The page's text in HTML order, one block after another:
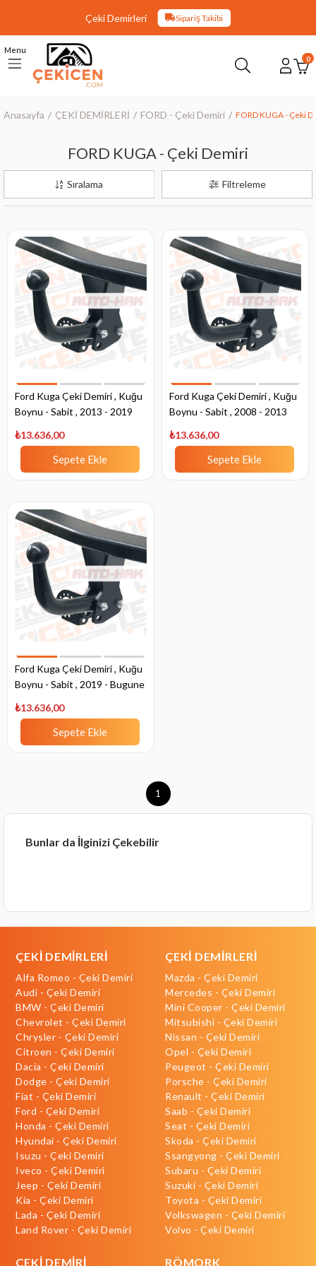
Çeki Demirleri Sipariş Takibi
Menu
0
Anasayfa ÇEKİ DEMİRLERİ FORD - Çeki Demiri FORD KUGA - Çeki
FORD KUGA - Çeki Demiri
Filtreleme
Sıralama
Ford Kuga Çeki Demiri , Kuğu
Boynu - Sabit , 2013 - 2019
₺13.636,00
Sepete Ekle
Ford Kuga Çeki Demiri , Kuğu
Boynu - Sabit , 2008 - 2013
₺13.636,00
Sepete Ekle
Ford Kuga Çeki Demiri , Kuğu
Boynu - Sabit , 2019 - Bugune
₺13.636,00
Sepete Ekle
1
Bunlar da İlginizi Çekebilir
ÇEKİ DEMİRLERİ
Alfa Romeo - Çeki Demiri
Audi - Çeki Demiri
BMW - Çeki Demiri
Chevrolet - Çeki Demiri
Chrysler - Çeki Demiri
Citroen - Çeki Demiri
Dacia - Çeki Demiri
Dodge - Çeki Demiri
Fiat - Çeki Demiri
Ford - Çeki Demiri
Honda - Çeki Demiri
Hyundai - Çeki Demiri
Isuzu - Çeki Demiri
Iveco - Çeki Demiri
Jeep - Çeki Demiri
Kia - Çeki Demiri
Lada - Çeki Demiri
Land Rover - Çeki Demiri
ÇEKİ DEMİRLERİ
Mazda - Çeki Demiri
Mercedes - Çeki Demiri
Mini Cooper - Çeki Demiri
Mitsubishi - Çeki Demiri
Nissan - Çeki Demiri
Opel - Çeki Demiri
Peugeot - Çeki Demiri
Porsche - Çeki Demiri
Renault - Çeki Demiri
Saab - Çeki Demiri
Seat - Çeki Demiri
Skoda - Çeki Demiri
Ssangyong - Çeki Demiri
Subaru - Çeki Demiri
Suzuki - Çeki Demiri
Toyota - Çeki Demiri
Volkswagen - Çeki Demiri
Volvo - Çeki Demiri
ÇEKİ DEMİRİ RÖMORK